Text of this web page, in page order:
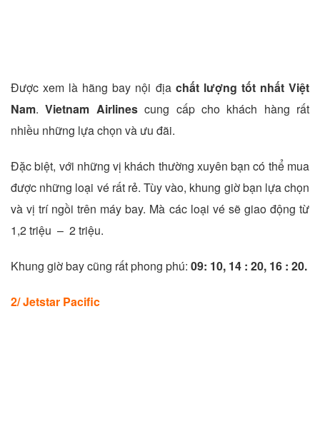
Được xem là hãng bay nội địa chất lượng tốt nhất Việt
Nam.Vietnam Airlinescung cấp cho khách hàng rất
nhiều những lựa chọn và ưu đãi.
Đặc biệt, với những vị khách thường xuyên bạn có thể mua
được những loại vé rất rẻ. Tùy vào, khung giờ bạn lựa chọn
và vị trí ngồi trên máy bay. Mà các loại vé sẽ giao động từ
1,2 triệu – 2 triệu.
Khung giờ bay cũng rất phong phú: 09: 10, 14 : 20, 16 : 20.
2/ Jetstar Pacific